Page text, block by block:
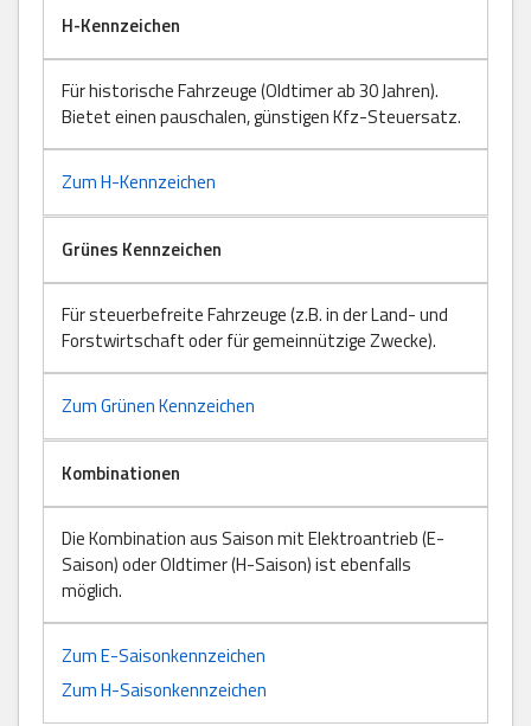
H-Kennzeichen
Für historische Fahrzeuge (Oldtimer ab 30 Jahren).
Bietet einen pauschalen, günstigen Kfz-Steuersatz.
Zum H-Kennzeichen
Grünes Kennzeichen
Für steuerbefreite Fahrzeuge (z.B. in der Land- und
Forstwirtschaft oder für gemeinnützige Zwecke).
Zum Grünen Kennzeichen
Kombinationen
Die Kombination aus Saison mit Elektroantrieb (E-
Saison) oder Oldtimer (H-Saison) ist ebenfalls
möglich.
Zum E-Saisonkennzeichen
Zum H-Saisonkennzeichen